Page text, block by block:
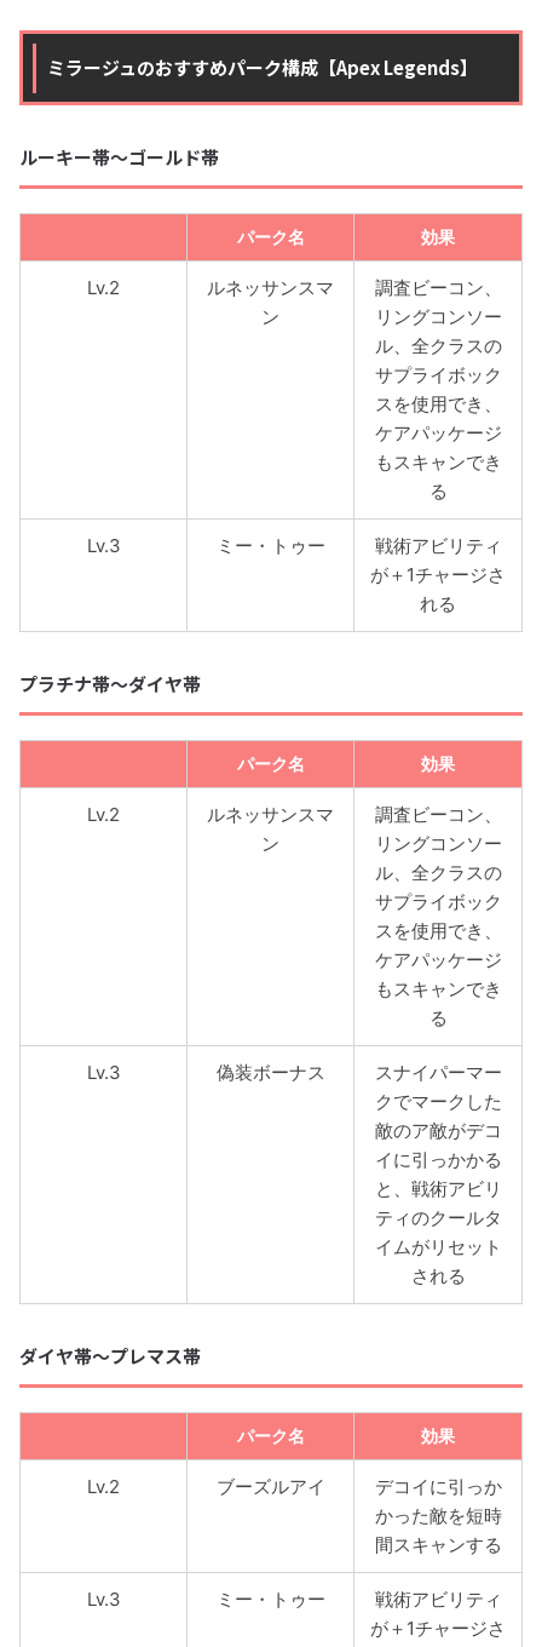
ミラージュのおすすめパーク構成【Apex Legends】
ルーキー帯〜ゴールド帯
パーク名 効果
Lv.2
ルネッサンスマ
ン
調査ビーコン、
リングコンソー
ル、全クラスの
サプライボック
スを使用でき、
ケアパッケージ
もスキャンでき
る
Lv.3 ミー・トゥー
戦術アビリティ
が＋1チャージさ
れる
プラチナ帯〜ダイヤ帯
パーク名 効果
Lv.2
ルネッサンスマ
ン
調査ビーコン、
リングコンソー
ル、全クラスの
サプライボック
スを使用でき、
ケアパッケージ
もスキャンでき
る
Lv.3 偽装ボーナス
スナイパーマー
クでマークした
敵のア敵がデコ
イに引っかかる
と、戦術アビリ
ティのクールタ
イムがリセット
される
ダイヤ帯〜プレマス帯
パーク名 効果
Lv.2 ブーズルアイ
デコイに引っか
かった敵を短時
間スキャンする
Lv.3 ミー・トゥー
戦術アビリティ
が＋1チャージさ